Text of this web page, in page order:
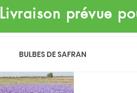
Livraison prévue
BULBES DE SAFRAN